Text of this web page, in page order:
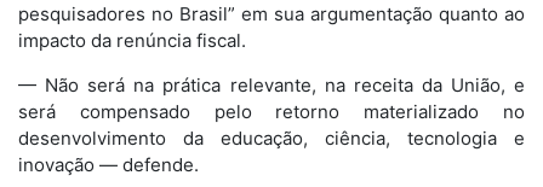
pesquisadores no Brasil” em sua argumentação quanto ao
impacto da renúncia fiscal.
— Não será na prática relevante, na receita da União, e
será compensado pelo retorno materializado no
desenvolvimento da educação, ciência, tecnologia e
inovação — defende.